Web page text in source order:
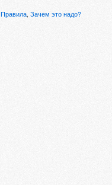
Правила, Зачем это надо?